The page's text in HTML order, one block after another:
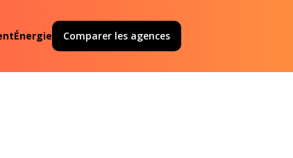
Énergie Comparer les agences